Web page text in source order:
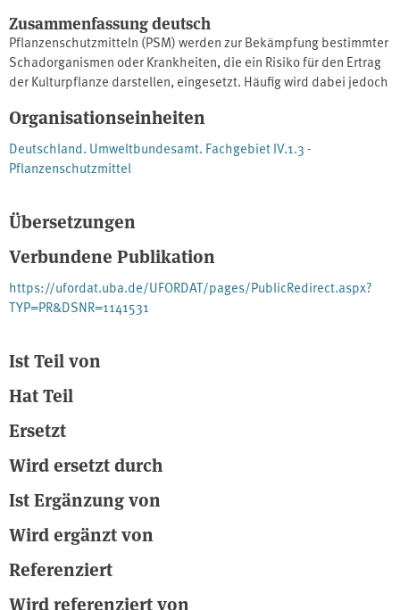
Zusammenfassung deutsch
Pflanzenschutzmitteln (PSM) werden zur Bekämpfung bestimmter
Schadorganismen oder Krankheiten, die ein Risiko für den Ertrag
der Kulturpflanze darstellen, eingesetzt. Häufig wird dabei jedoch
geschädigt. Nicht nur die Anwendungsfläche, sondern auch
angrenzende, unbehandelte Flächen können von PSM-
Auswirkungen betroffen sein. Ein ausreichender Anteil an
geeigneten Flächen zur Förderung der Biodiversität kann negative
mitunter kompensieren. Dieser Bericht gibt einen Überblick über
biodiversitätsfördernde Maßnahmen für die Raumkulturen Obst,
Wein und Hopfen und stellt ein Konzept zum Ausgleich negativer
Organisationseinheiten
Deutschland. Umweltbundesamt. Fachgebiet IV.1.3 -
Pflanzenschutzmittel
Übersetzungen
Verbundene Publikation
https://ufordat.uba.de/UFORDAT/pages/PublicRedirect.aspx?
TYP=PR&DSNR=1141531
Ist Teil von
Hat Teil
Ersetzt
Wird ersetzt durch
Ist Ergänzung von
Wird ergänzt von
Referenziert
Wird referenziert von